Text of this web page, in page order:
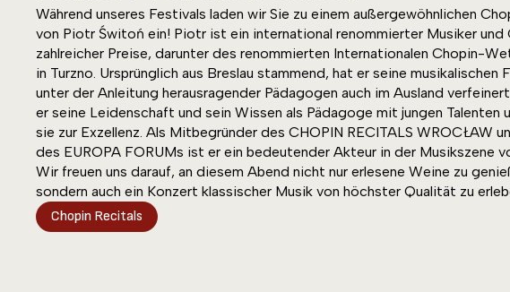
Während unseres Festivals laden wir Sie zu einem außergewöhnlichen
von Piotr Świtoń ein! Piotr ist ein international renommierter Musiker und
zahlreicher Preise, darunter des renommierten Internationalen Chopin-
in Turzno. Ursprünglich aus Breslau stammend, hat er seine musikalischen
unter der Anleitung herausragender Pädagogen auch im Ausland
er seine Leidenschaft und sein Wissen als Pädagoge mit jungen Talenten
sie zur Exzellenz. Als Mitbegründer des CHOPIN RECITALS WROCŁAW
des EUROPA FORUMs ist er ein bedeutender Akteur in der Musikszene
Wir freuen uns darauf, an diesem Abend nicht nur erlesene Weine zu
sondern auch ein Konzert klassischer Musik von höchster Qualität zu
Chopin Recitals